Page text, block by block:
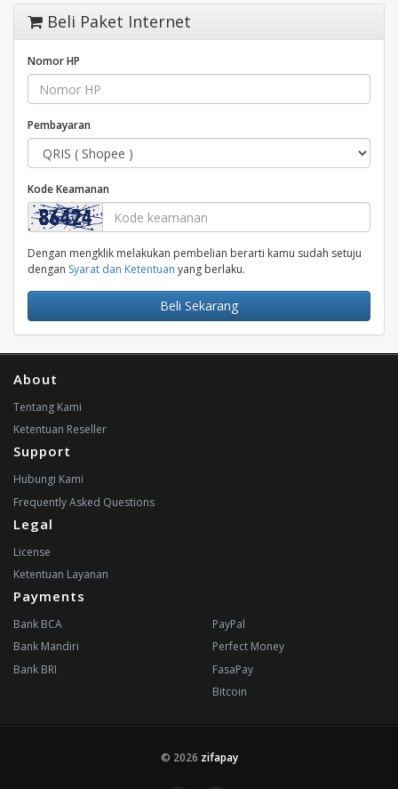
Beli Paket Internet
Nomor HP
Pembayaran
Kode Keamanan
Dengan mengklik melakukan pembelian berarti kamu sudah setuju
dengan Syarat dan Ketentuan yang berlaku.
Beli Sekarang
About
Tentang Kami
Ketentuan Reseller
Support
Hubungi Kami
Frequently Asked Questions
Legal
License
Ketentuan Layanan
Payments
Bank BCA
Bank Mandiri
Bank BRI
PayPal
Perfect Money
FasaPay
Bitcoin
© 2026 zifapay